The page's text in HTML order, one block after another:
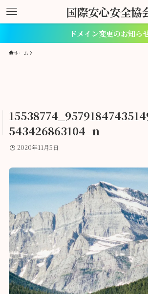
国際安心安全協
ドメイン変更のお知ら
ホーム
543426863104_n
2020年11月5日